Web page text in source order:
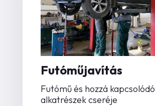
Futóműjavítás
Futómű és hozzá kapcsolódó
alkatrészek cseréje